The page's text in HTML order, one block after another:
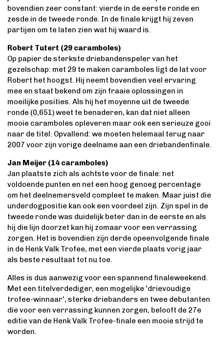
bovendien zeer constant: vierde in de eerste ronde en
zesde in de tweede ronde. In de finale krijgt hij zeven
partijen om te laten zien wat hij waard is.
Robert Tutert (29 caramboles)
Op papier de sterkste driebandenspeler van het
gezelschap: met 29 te maken caramboles ligt de lat voor
Robert het hoogst. Hij neemt bovendien veel ervaring
mee en staat bekend om zijn fraaie oplossingen in
moeilijke posities. Als hij het moyenne uit de tweede
ronde (0,651) weet te benaderen, kan dat niet alleen
mooie caramboles opleveren maar ook een serieuze gooi
naar de titel. Opvallend: we moeten helemaal terug naar
2007 voor zijn vorige deelname aan een driebandenfinale.
Jan Meijer (14 caramboles)
Jan plaatste zich als achtste voor de finale: net
voldoende punten en net een hoog genoeg percentage
om het deelnemersveld compleet te maken. Maar juist die
underdogpositie kan ook een voordeel zijn. Zijn spel in de
tweede ronde was duidelijk beter dan in de eerste en als
hij die lijn doorzet kan hij zomaar voor een verrassing
zorgen. Het is bovendien zijn derde opeenvolgende finale
in de Henk Valk Trofee, met een vierde plaats vorig jaar
als beste resultaat tot nu toe.
Alles is dus aanwezig voor een spannend finaleweekend.
Met een titelverdediger, een mogelijke 'drievoudige
trofee-winnaar', sterke driebanders en twee debutanten
die voor een verrassing kunnen zorgen, belooft de 27e
editie van de Henk Valk Trofee-finale een mooie strijd te
worden.